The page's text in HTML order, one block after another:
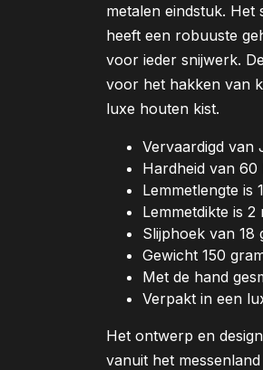
metalen eindstuk. Het
heeft een robuuste
voor ieder snijwerk.
voor het hakken van
luxe houten kist.
Vervaardigd van
Hardheid van 60
Lemmetlengte is
Lemmetdikte is 2
Slijphoek van 18
Gewicht 150
Met de hand
Verpakt in een
Het ontwerp en
vanuit het